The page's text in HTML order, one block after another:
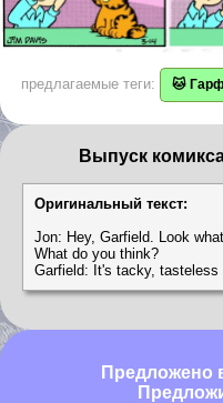
предлагаемые теги: 🐱
Выпуск
Оригинальный текст:
Jon: Hey, Garfield. Look
What do you think?
Garfield: It's tacky, tasteless
Предложено